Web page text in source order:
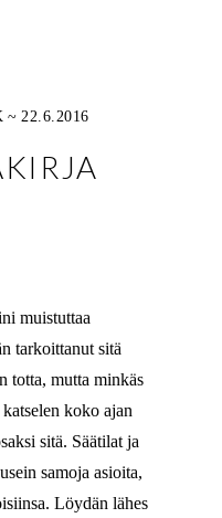
~ 22.6.2016
muistuttaa
tarkoittanut sitä
totta, mutta minkäs
koko ajan
sitä. Säätilat ja
samoja asioita,
Löydän lähes